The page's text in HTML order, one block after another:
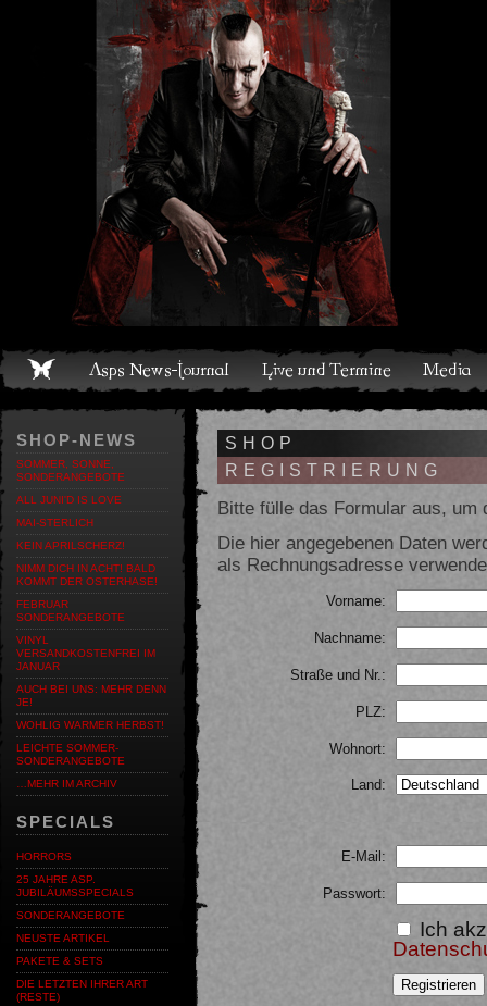
Live und Termine Media Shop Band Discografie
SHOP-NEWS
SOMMER, SONNE,
SONDERANGEBOTE
ALL JUNI'D IS LOVE
MAI-STERLICH
KEIN APRILSCHERZ!
NIMM DICH IN ACHT! BALD
KOMMT DER OSTERHASE!
FEBRUAR
SONDERANGEBOTE
VINYL
VERSANDKOSTENFREI IM
JANUAR
AUCH BEI UNS: MEHR DENN
JE!
WOHLIG WARMER HERBST!
LEICHTE SOMMER-
SONDERANGEBOTE
…MEHR IM ARCHIV
SPECIALS
HORRORS
25 JAHRE ASP.
JUBILÄUMSSPECIALS
SONDERANGEBOTE
NEUSTE ARTIKEL
PAKETE & SETS
DIE LETZTEN IHRER ART
(RESTE)
SHOP
REGISTRIERUNG
Bitte fülle das Formular aus, um
Die hier angegebenen Daten
als Rechnungsadresse
Vorname:
Nachname:
Straße und Nr.:
PLZ:
Wohnort:
Land:
E-Mail:
Passwort:
Ich
Registrieren